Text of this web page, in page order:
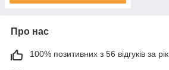
Про нас
100% позитивних з 56 відгуків за рік